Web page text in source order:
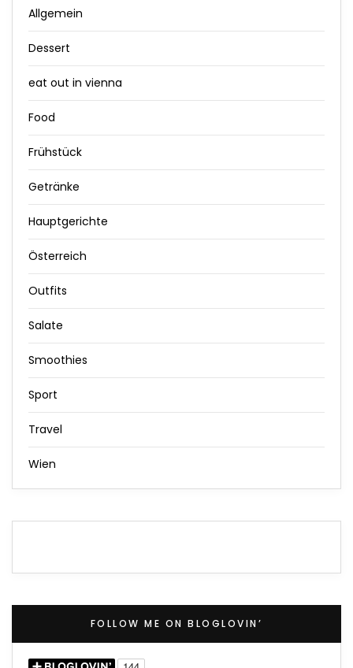
Allgemein
Dessert
eat out in vienna
Food
Frühstück
Getränke
Hauptgerichte
Österreich
Outfits
Salate
Smoothies
Sport
Travel
Wien
FOLLOW ME ON BLOGLOVIN’